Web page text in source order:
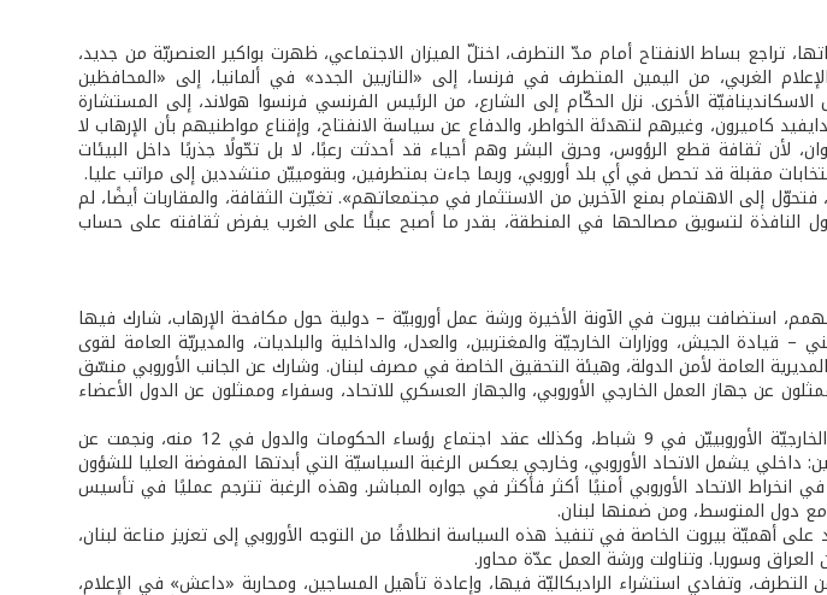
تراجع بساط الانفتاح أمام مدّ التطرف، اختلّ الميزان الاجتماعي، ظهرت بواكير العنصريّة من جديد،
الغربي، من اليمين المتطرف في فرنسا، إلى «النازيين الجدد» في ألمانيا، إلى «المحافظين
الاسكاندينافيّة الأخرى. نزل الحكّام إلى الشارع، من الرئيس الفرنسي فرنسوا هولاند، إلى المستشارة
دايفيد كاميرون، وغيرهم لتهدئة الخواطر، والدفاع عن سياسة الانفتاح، وإقناع مواطنيهم بأن الإرهاب لا
لأن ثقافة قطع الرؤوس، وحرق البشر وهم أحياء قد أحدثت رعبًا، لا بل تحّولًا جذريًا داخل البيئات
مقبلة قد تحصل في أي بلد أوروبي، وربما جاءت بمتطرفين، وبقومييّن متشددين إلى مراتب عليا.
إلى الاهتمام بمنع الآخرين من الاستثمار في مجتمعاتهم». تغيّرت الثقافة، والمقاربات أيضًا، لم
النافذة لتسويق مصالحها في المنطقة، بقدر ما أصبح عبئًا على الغرب يفرض ثقافته على حساب
استضافت بيروت في الآونة الأخيرة ورشة عمل أوروبيّة – دولية حول مكافحة الإرهاب، شارك فيها
قيادة الجيش، ووزارات الخارجيّة والمغتربين، والعدل، والداخلية والبلديات، والمديريّة العامة لقوى
والمديرية العامة لأمن الدولة، وهيئة التحقيق الخاصة في مصرف لبنان. وشارك عن الجانب الأوروبي منسّق
عن جهاز العمل الخارجي الأوروبي، والجهاز العسكري للاتحاد، وسفراء وممثلون عن الدول الأعضاء
عقدت هذه الورشة عقب اجتماع مجلس وزراء الخارجيّة الأوروبييّن في 9 شباط، وكذلك عقد اجتماع رؤساء الحكومات والدول في 12 منه، ونجمت عن
داخلي يشمل الاتحاد الأوروبي، وخارجي يعكس الرغبة السياسيّة التي أبدتها المفوضة العليا للشؤون
انخراط الاتحاد الأوروبي أمنيًا أكثر فأكثر في جواره المباشر. وهذه الرغبة تترجم عمليًا في تأسيس
مع دول المتوسط، ومن ضمنها لبنان.
أهميّة بيروت الخاصة في تنفيذ هذه السياسة انطلاقًا من التوجه الأوروبي إلى تعزيز مناعة لبنان،
وسوريا. وتناولت ورشة العمل عدّة محاور.
التطرف، وتفادي استشراء الراديكاليّة فيها، وإعادة تأهيل المساجين، ومحاربة «داعش» في الإعلام،